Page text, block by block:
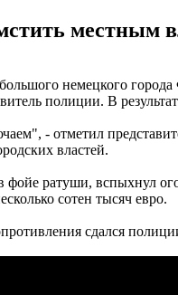
местным
немецкого
полиции. В
- отметил
властей.
фойе ратуши, вспыхнул
сотен тысяч евро.
сдался